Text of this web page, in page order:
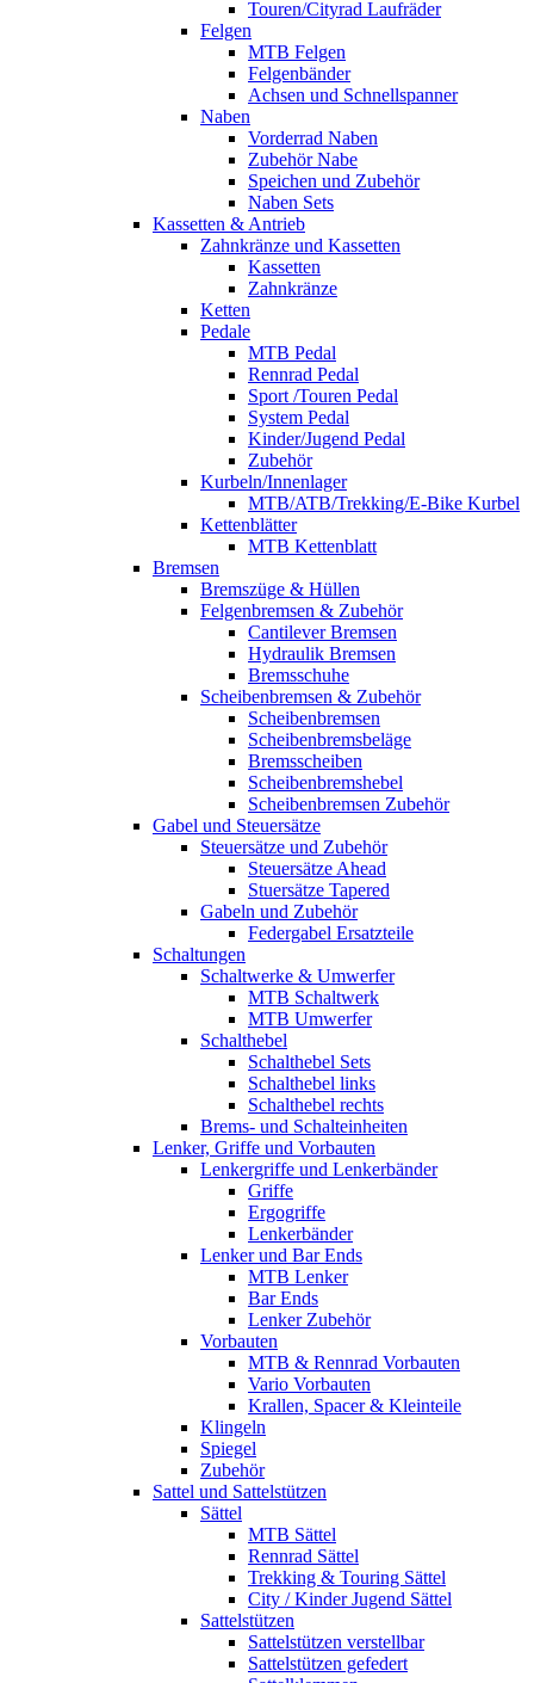
Touren/Cityrad Laufräder
Felgen
MTB Felgen
Felgenbänder
Achsen und Schnellspanner
Naben
Vorderrad Naben
Zubehör Nabe
Speichen und Zubehör
Naben Sets
Kassetten & Antrieb
Zahnkränze und Kassetten
Kassetten
Zahnkränze
Ketten
Pedale
MTB Pedal
Rennrad Pedal
Sport /Touren Pedal
System Pedal
Kinder/Jugend Pedal
Zubehör
Kurbeln/Innenlager
MTB/ATB/Trekking/E-Bike Kurbel
Kettenblätter
MTB Kettenblatt
Bremsen
Bremszüge & Hüllen
Felgenbremsen & Zubehör
Cantilever Bremsen
Hydraulik Bremsen
Bremsschuhe
Scheibenbremsen & Zubehör
Scheibenbremsen
Scheibenbremsbeläge
Bremsscheiben
Scheibenbremshebel
Scheibenbremsen Zubehör
Gabel und Steuersätze
Steuersätze und Zubehör
Steuersätze Ahead
Stuersätze Tapered
Gabeln und Zubehör
Federgabel Ersatzteile
Schaltungen
Schaltwerke & Umwerfer
MTB Schaltwerk
MTB Umwerfer
Schalthebel
Schalthebel Sets
Schalthebel links
Schalthebel rechts
Brems- und Schalteinheiten
Lenker, Griffe und Vorbauten
Lenkergriffe und Lenkerbänder
Griffe
Ergogriffe
Lenkerbänder
Lenker und Bar Ends
MTB Lenker
Bar Ends
Lenker Zubehör
Vorbauten
MTB & Rennrad Vorbauten
Vario Vorbauten
Krallen, Spacer & Kleinteile
Klingeln
Spiegel
Zubehör
Sattel und Sattelstützen
Sättel
MTB Sättel
Rennrad Sättel
Trekking & Touring Sättel
City / Kinder Jugend Sättel
Sattelstützen
Sattelstützen verstellbar
Sattelstützen gefedert